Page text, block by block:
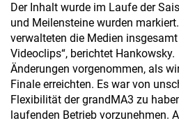
Der Inhalt wurde im Laufe der
und Meilensteine wurden
verwalteten die Medien
Videoclips“, berichtet
Änderungen vorgenommen, als
Finale erreichten. Es war von
Flexibilität der grandMA3 zu
laufenden Betrieb vorzunehmen.